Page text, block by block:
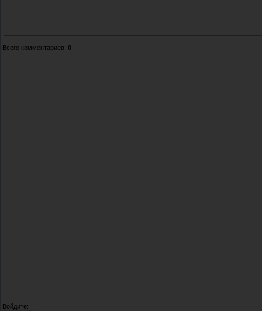
Всего комментариев: 0
Войдите: